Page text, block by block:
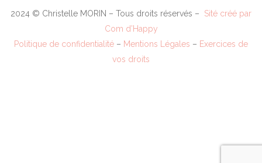
2024 © Christelle MORIN – Tous droits réservés – Sité créé par
Com d’Happy
Politique de confidentialité – Mentions Légales – Exercices de
vos droits